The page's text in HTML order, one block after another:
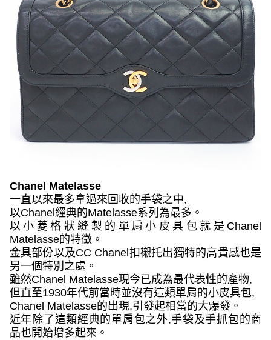
Chanel Matelasse
一直以來最多拿過來回收的手袋之中,
以Chanel 經典的Matelasse系列為最多。
以小菱格狀縫製的單肩小皮具包就是 Chanel
Matelasse的特徵。
金具部份以及CC Chanel 扣襯托出獨特的高貴感也是
另一個特別之處。
雖然Chanel Matelasse現今已成為最代表性的產物,
但直至1930年代前當時並沒有這類單肩的小皮具包,
Chanel Matelasse的出現,引發起相當的大爆發。
近年除了這類經典的單肩包之外,手袋及手抓包的商
品也開始增多起來。